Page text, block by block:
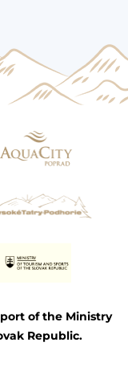
of the Ministry
Republic.